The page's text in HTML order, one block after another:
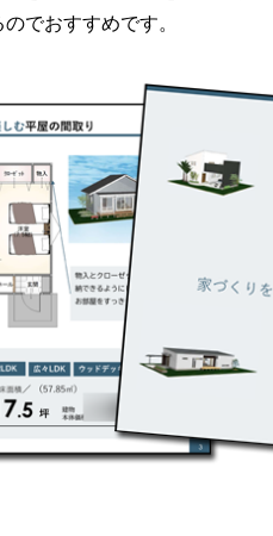
でおすすめです。